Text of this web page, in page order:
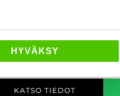
HYVÄKSY
220 € / kk
KATSO TIEDOT